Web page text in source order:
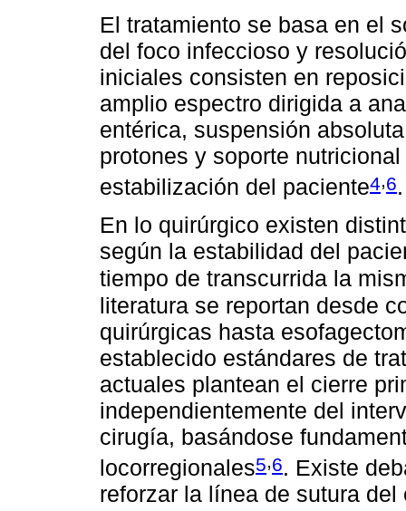
El tratamiento se basa en el
del foco infeccioso y
iniciales consisten en
amplio espectro dirigida a
entérica, suspensión
protones y soporte
estabilización del paciente4,6.
En lo quirúrgico existen
según la estabilidad del
tiempo de transcurrida la
literatura se reportan desde
quirúrgicas hasta
establecido estándares de
actuales plantean el cierre
independientemente del
cirugía, basándose
locorregionales5,6. Existe
reforzar la línea de sutura